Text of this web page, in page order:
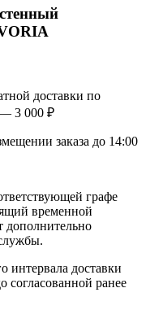
доставки по
3 000 ₽
заказа до 14:00
графе
временной
дополнительно
интервала доставки
согласованной ранее